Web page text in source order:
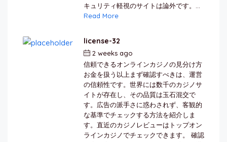
キュリティ軽視のサイトは論外です。...
Read More
license-32
2 weeks ago
信頼できるオンラインカジノの見分け方
お金を扱う以上まず確認すべきは、運営
の信頼性です。世界には数千のカジノサ
イトが存在し、その品質は玉石混交で
す。広告の派手さに惑わされず、客観的
な基準でチェックする方法を紹介しま
す。直近のカジノレビューはトップオン
ラインカジノでチェックできます。 確認